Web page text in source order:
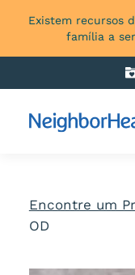
Existem recursos
família a
Encontre um
OD